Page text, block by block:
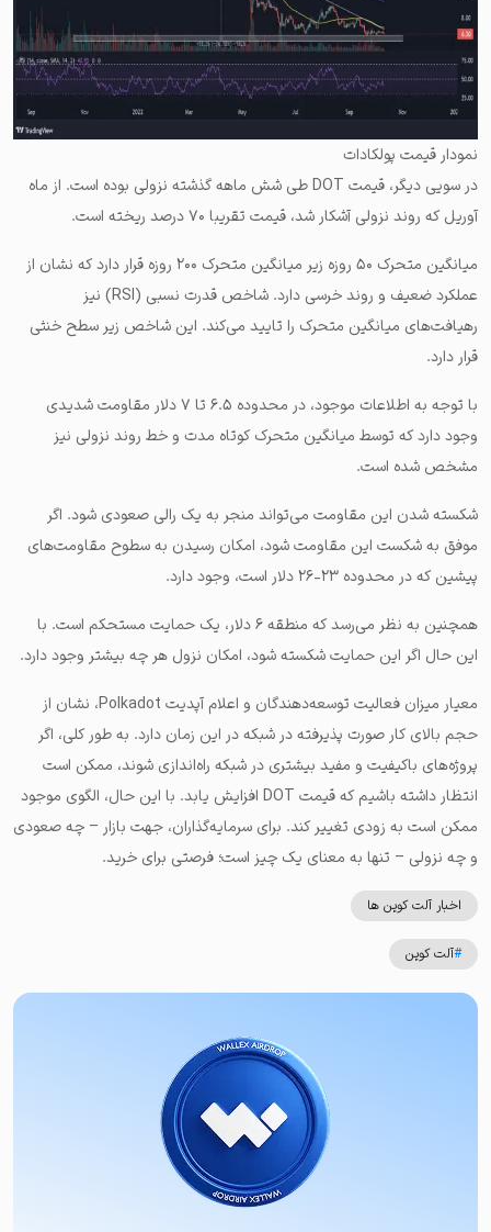
نمودار قیمت پولکادات
در سویی دیگر، قیمت DOT طی شش ماهه گذشته نزولی بوده است. از ماه
آوریل که روند نزولی آشکار شد، قیمت تقریبا ۷۰ درصد ریخته است.
میانگین متحرک ۵۰ روزه زیر میانگین متحرک ۲۰۰ روزه قرار دارد که نشان از
عملکرد ضعیف و روند خرسی دارد. شاخص قدرت نسبی (RSI) نیز
رهیافت‌های میانگین متحرک را تایید می‌کند. این شاخص زیر سطح خنثی
قرار دارد.
با توجه به اطلاعات موجود، در محدوده ۶.۵ تا ۷ دلار مقاومت شدیدی
وجود دارد که توسط میانگین متحرک کوتاه مدت و خط روند نزولی نیز
مشخص شده است.
شکسته شدن این مقاومت می‌تواند منجر به یک رالی صعودی شود. اگر
موفق به شکست این مقاومت شود، امکان رسیدن به سطوح مقاومت‌های
پیشین که در محدوده ۲۳-۲۶ دلار است، وجود دارد.
همچنین به نظر می‌رسد که منطقه ۶ دلار، یک حمایت مستحکم است. با
این حال اگر این حمایت شکسته شود، امکان نزول هر چه بیشتر وجود دارد.
معیار میزان فعالیت توسعه‌دهندگان و اعلام آپدیت Polkadot، نشان از
حجم بالای کار صورت پذیرفته در شبکه در این زمان دارد. به طور کلی، اگر
پروژه‌های باکیفیت و مفید بیشتری در شبکه راه‌اندازی شوند، ممکن است
انتظار داشته باشیم که قیمت DOT افزایش یابد. با این حال، الگوی موجود
ممکن است به زودی تغییر کند. برای سرمایه‌گذاران، جهت بازار – چه صعودی
و چه نزولی – تنها به معنای یک چیز است؛ فرصتی برای خرید.
اخبار آلت کوین ها
#آلت کوین